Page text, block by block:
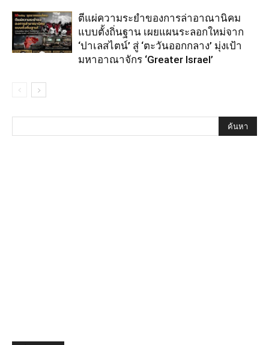
ตีแผ่ความระยำของการล่าอาณานิคม
แบบตั้งถิ่นฐาน เผยแผนระลอกใหม่จาก
‘ปาเลสไตน์’ สู่ ‘ตะวันออกกลาง’ มุ่งเป้า
มหาอาณาจักร ‘Greater Israel’